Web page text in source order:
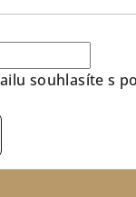
souhlasíte s